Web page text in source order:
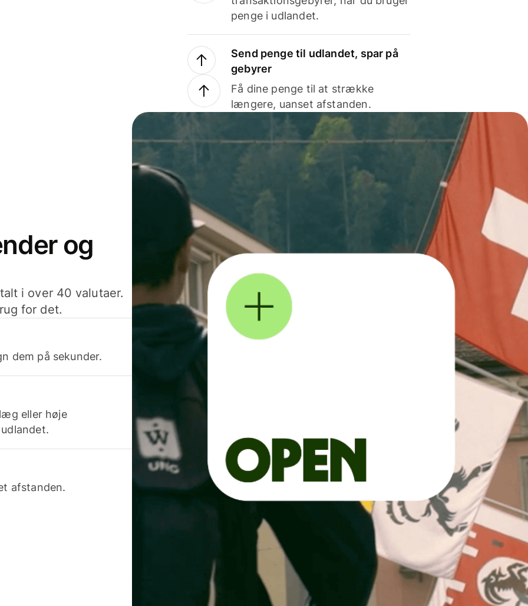
penge i udlandet.
Send penge til udlandet, spar på
gebyrer
Få dine penge til at strække
længere, uanset afstanden.
og
i over 40 valutaer.
for det.
dem på sekunder.
eller høje
afstanden.